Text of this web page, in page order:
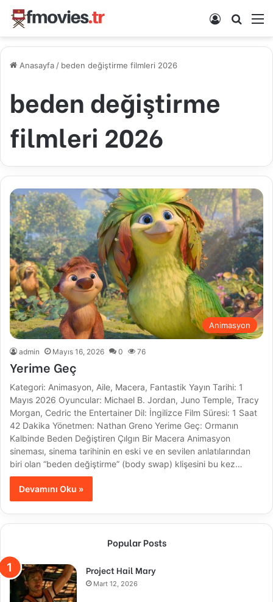
Kayıt Ol
Anasayfa / beden değiştirme filmleri 2026
beden değiştirme
filmleri 2026
Animasyon
admin Mayıs 16, 2026 0 76
Yerime Geç
Kategori: Animasyon, Aile, Macera, Fantastik Yayın Tarihi: 1
Mayıs 2026 Oyuncular: Michael B. Jordan, Juno Temple, Tracy
Morgan, Cedric the Entertainer Dil: İngilizce Film Süresi: 1 Saat
42 Dakika Yönetmen: Nathan Greno Yerime Geç: Ormanın
Kalbinde Beden Değiştiren Çılgın Bir Macera Animasyon
sineması, sinema tarihinin en eski ve en sevilen anlatılarından
biri olan “beden değiştirme” (body swap) klişesini bu kez…
Devamını Oku »
Popular Posts
Project Hail Mary
Mart 12, 2026